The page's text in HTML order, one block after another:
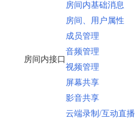
房间内接口
房间内基础消息
房间、用户属性
成员管理
音频管理
视频管理
屏幕共享
影音共享
云端录制/互动直播